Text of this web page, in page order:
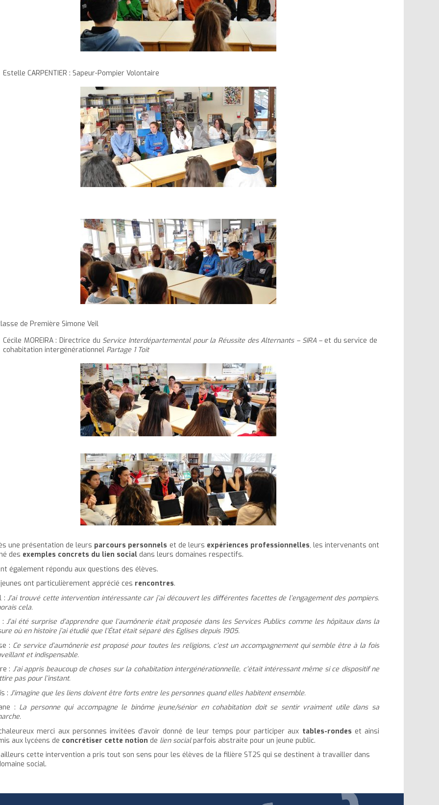
Estelle CARPENTIER : Sapeur-Pompier Volontaire
de Première Simone Veil
Cécile MOREIRA : Directrice du Service Interdépartemental pour la Réussite des Alternants – SIRA –et du service de
cohabitation intergénérationnel Partage 1 Toit
une présentation de leurs parcours personnels et de leurs expériences professionnelles, les intervenants ont
des exemples concrets du lien social dans leurs domaines respectifs.
également répondu aux questions des élèves.
ont particulièrement apprécié ces rencontres.
:J’ai trouvé cette intervention intéressante car j’ai découvert les différentes facettes de l’engagement des pompiers.
cela.
:J’ai été surprise d’apprendre que l’aumônerie était proposée dans les Services Publics comme les hôpitaux dans la
où en histoire j’ai étudié que l’État était séparé des Eglises depuis 1905.
: Ce service d’aumônerie est proposé pour toutes les religions, c’est un accompagnement qui semble être à la fois
et indispensable.
: J’ai appris beaucoup de choses sur la cohabitation intergénérationnelle, c’était intéressant même si ce dispositif ne
pas pour l’instant.
: J’imagine que les liens doivent être forts entre les personnes quand elles habitent ensemble.
: La personne qui accompagne le binôme jeune/sénior en cohabitation doit se sentir vraiment utile dans sa
merci aux personnes invitées d’avoir donné de leur temps pour participer aux tables-rondes et ainsi
aux lycéens de concrétiser cette notion de lien social parfois abstraite pour un jeune public.
cette intervention a pris tout son sens pour les élèves de la filière ST2S qui se destinent à travailler dans
social.